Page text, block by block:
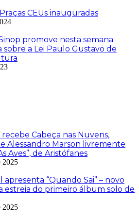
CEUs inauguradas
promove nesta semana
a Lei Paulo Gustavo de
recebe Cabeça nas Nuvens,
Alessandro Marson livremente
Aves”, de Aristófanes
2025
apresenta “Quando Sai” – novo
estreia do primeiro álbum solo de
2025